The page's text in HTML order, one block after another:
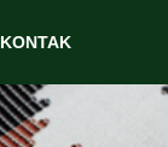
KONTAK